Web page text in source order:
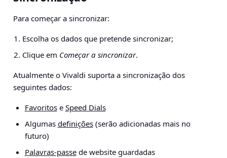
Para começar a sincronizar:
Escolha os dados que pretende sincronizar;
Clique em Começar a sincronizar.
Atualmente o Vivaldi suporta a sincronização dos
seguintes dados:
Favoritose Speed Dials
Algumas definições(serão adicionadas mais no
futuro)
Palavras-passede website guardadas